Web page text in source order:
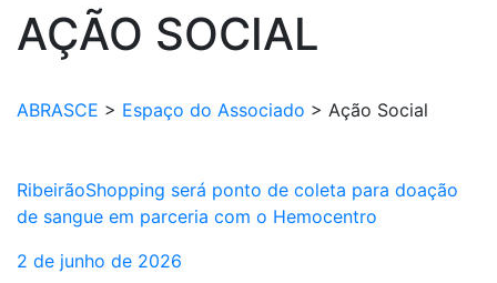
AÇÃO SOCIAL
ABRASCE > Espaço do Associado > Ação Social
RibeirãoShopping será ponto de coleta para doação
de sangue em parceria com o Hemocentro
2 de junho de 2026